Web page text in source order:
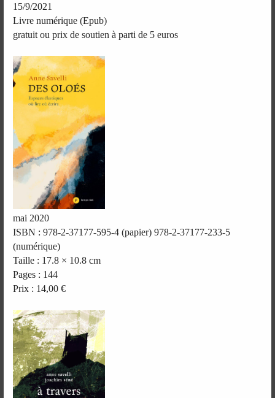
15/9/2021
Livre numérique (Epub)
gratuit ou prix de soutien à parti de 5 euros
mai 2020
ISBN : 978-2-37177-595-4 (papier) 978-2-37177-233-5
(numérique)
Taille : 17.8 × 10.8 cm
Pages : 144
Prix : 14,00 €